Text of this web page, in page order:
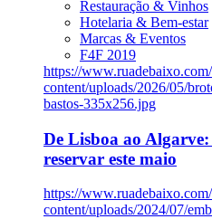
Restauração & Vinhos
Hotelaria & Bem-estar
Marcas & Eventos
F4F 2019
https://
content/uploads/2026/05/
bastos-335x256.jpg
De Lisboa ao
reservar este maio
https://
content/uploads/2024/07/